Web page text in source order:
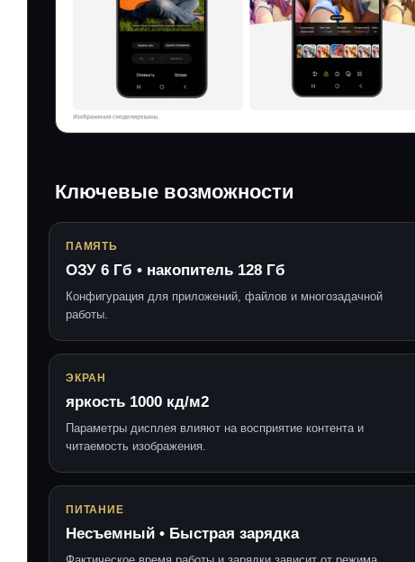
Ключевые возможности
ПАМЯТЬ
ОЗУ 6 Гб • накопитель 128 Гб
Конфигурация для приложений, файлов и многозадачной
работы.
ЭКРАН
яркость 1000 кд/м2
Параметры дисплея влияют на восприятие контента и
читаемость изображения.
ПИТАНИЕ
Несъемный • Быстрая зарядка